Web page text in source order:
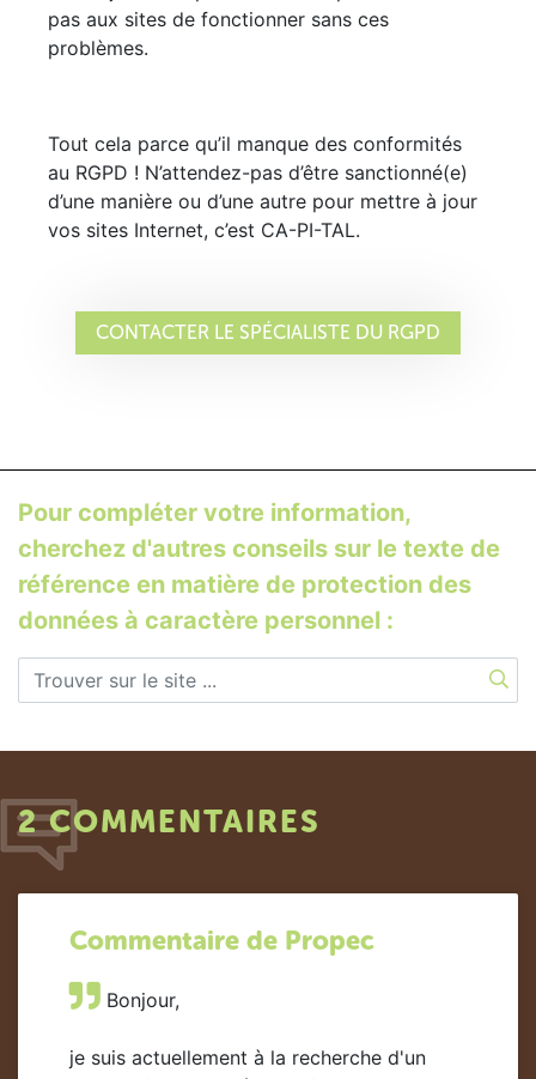
pas aux sites de fonctionner sans ces
problèmes.
Tout cela parce qu’il manque des conformités
au RGPD ! N’attendez-pas d’être sanctionné(e)
d’une manière ou d’une autre pour mettre à jour
vos sites Internet, c’est CA-PI-TAL.
CONTACTER LE SPÉCIALISTE DU RGPD
Pour compléter votre information,
cherchez d'autres conseils sur le texte de
référence en matière de protection des
données à caractère personnel :
2 COMMENTAIRES
Commentaire de Propec
Bonjour,
je suis actuellement à la recherche d'un